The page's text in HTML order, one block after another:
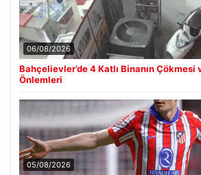
06/08/2026
Bahçelievler’de 4 Katlı Binanın Çökmesi
Önlemleri
05/08/2026